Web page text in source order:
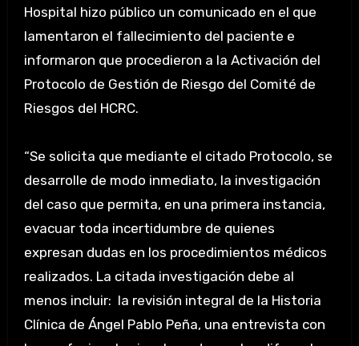
Hospital hizo público un comunicado en el que
lamentaron el fallecimiento del paciente e
informaron que procedieron a la Activación del
Protocolo de Gestión de Riesgo del Comité de
Riesgos del HCRC.
“Se solicita que mediante el citado Protocolo, se
desarrolle de modo inmediato, la investigación
del caso que permita, en una primera instancia,
evacuar toda incertidumbre de quienes
expresan dudas en los procedimientos médicos
realizados. La citada investigación debe al
menos incluir: la revisión integral de la Historia
Clínica de Ángel Pablo Peña, una entrevista con